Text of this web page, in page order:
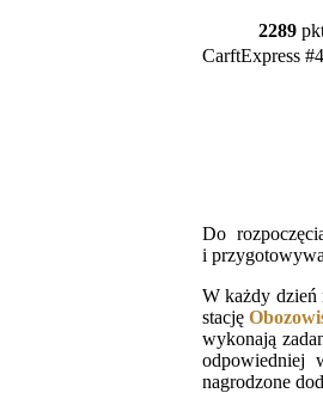
2289
CarftExpress #4
Do
i
W każdy
stację
wykonają
odpowiedniej
nagrodzone